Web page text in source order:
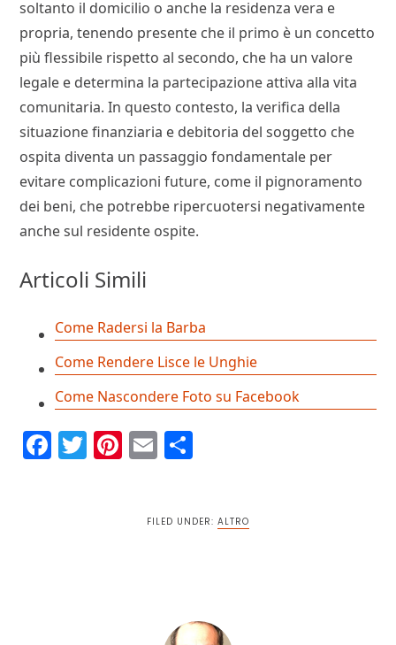
soltanto il domicilio o anche la residenza vera e
propria, tenendo presente che il primo è un concetto
più flessibile rispetto al secondo, che ha un valore
legale e determina la partecipazione attiva alla vita
comunitaria. In questo contesto, la verifica della
situazione finanziaria e debitoria del soggetto che
ospita diventa un passaggio fondamentale per
evitare complicazioni future, come il pignoramento
dei beni, che potrebbe ripercuotersi negativamente
anche sul residente ospite.
Articoli Simili
Come Radersi la Barba
Come Rendere Lisce le Unghie
Come Nascondere Foto su Facebook
Facebook
Twitter
Pinterest
Email
FILED UNDER: ALTRO